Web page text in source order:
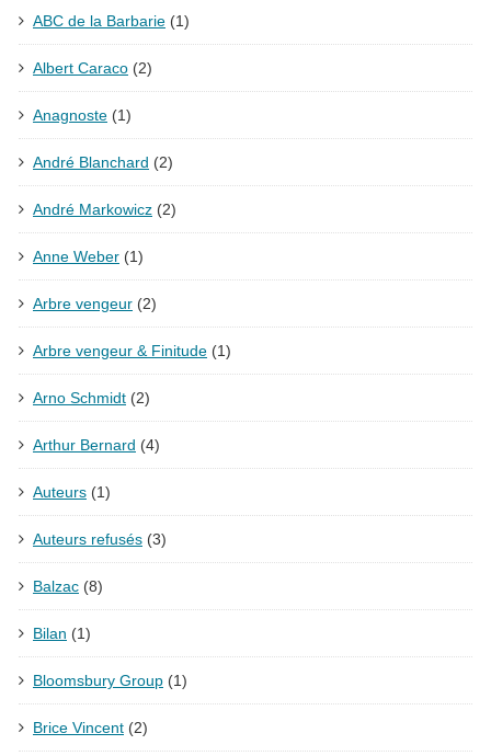
ABC de la Barbarie (1)
Albert Caraco (2)
Anagnoste (1)
André Blanchard (2)
André Markowicz (2)
Anne Weber (1)
Arbre vengeur (2)
Arbre vengeur & Finitude (1)
Arno Schmidt (2)
Arthur Bernard (4)
Auteurs (1)
Auteurs refusés (3)
Balzac (8)
Bilan (1)
Bloomsbury Group (1)
Brice Vincent (2)